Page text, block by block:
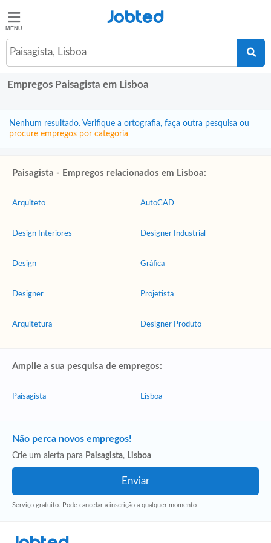
Jobted
Empregos
Salários
Jobted
Paisagista, Lisboa
Empregos Paisagista em Lisboa
Nenhum resultado. Verifique a ortografia, faça outra pesquisa ou
procure empregos por categoria
Paisagista - Empregos relacionados em Lisboa:
Arquiteto
Design Interiores
Design
Designer
Arquitetura
AutoCAD
Designer Industrial
Gráfica
Projetista
Designer Produto
Amplie a sua pesquisa de empregos:
Paisagista Lisboa
Não perca novos empregos!
Crie um alerta para Paisagista, Lisboa
Serviço gratuito. Pode cancelar a inscrição a qualquer momento